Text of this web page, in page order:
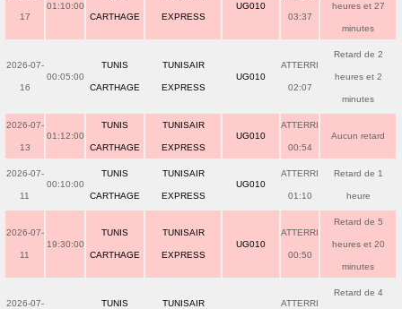
17
01:10:00
CARTHAGE EXPRESS
UG010
03:37
heures et 27
minutes
2026-07-
16
00:05:00
TUNIS
CARTHAGE
TUNISAIR
EXPRESS
UG010
ATTERRI
02:07
Retard de 2
heures et 2
minutes
2026-07-
13
01:12:00
TUNIS
CARTHAGE
TUNISAIR
EXPRESS
UG010
ATTERRI
00:54
Aucun retard
2026-07-
11
00:10:00
TUNIS
CARTHAGE
TUNISAIR
EXPRESS
UG010
ATTERRI
01:10
Retard de 1
heure
2026-07-
11
19:30:00
TUNIS
CARTHAGE
TUNISAIR
EXPRESS
UG010
ATTERRI
00:50
Retard de 5
heures et 20
minutes
2026-07- TUNIS TUNISAIR ATTERRI
Retard de 4